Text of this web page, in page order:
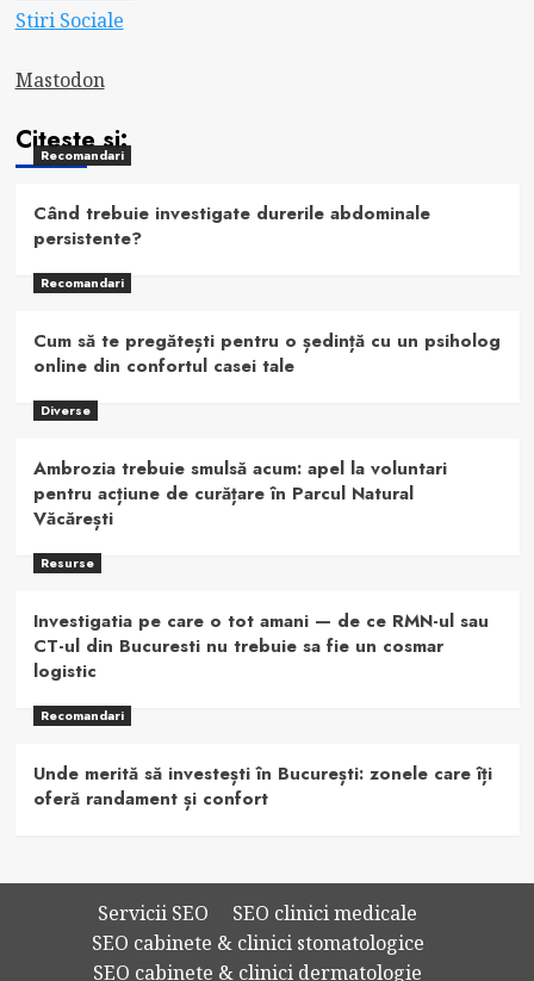
Stiri Sociale
Mastodon
Citeste si:
Recomandari
Când trebuie investigate durerile abdominale
persistente?
Recomandari
Cum să te pregătești pentru o ședință cu un psiholog
online din confortul casei tale
Diverse
Ambrozia trebuie smulsă acum: apel la voluntari
pentru acțiune de curățare în Parcul Natural
Văcărești
Resurse
Investigatia pe care o tot amani — de ce RMN-ul sau
CT-ul din Bucuresti nu trebuie sa fie un cosmar
logistic
Recomandari
Unde merită să investești în București: zonele care îți
oferă randament și confort
Servicii SEO
SEO clinici medicale
SEO cabinete & clinici stomatologice
SEO cabinete & clinici dermatologie